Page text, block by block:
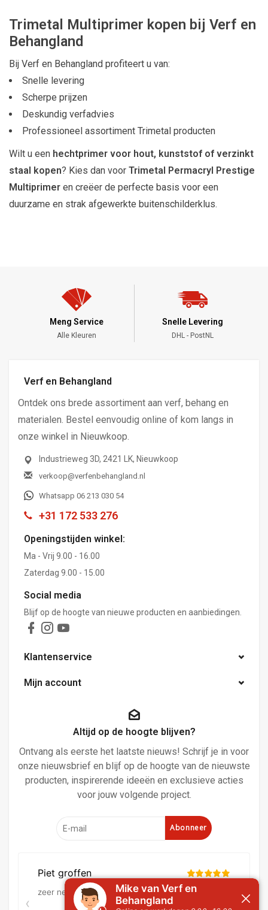
Trimetal Multiprimer kopen bij Verf en
Behangland
Bij Verf en Behangland profiteert u van:
Snelle levering
Scherpe prijzen
Deskundig verfadvies
Professioneel assortiment Trimetal producten
Wilt u een hechtprimer voor hout, kunststof of verzinkt
staal kopen? Kies dan voor Trimetal Permacryl Prestige
Multiprimer en creëer de perfecte basis voor een
duurzame en strak afgewerkte buitenschilderklus.
Meng Service
Alle Kleuren
Snelle Levering
DHL - PostNL
Verf en Behangland
Ontdek ons brede assortiment aan verf, behang en
materialen. Bestel eenvoudig online of kom langs in
onze winkel in Nieuwkoop.
Industrieweg 3D, 2421 LK, Nieuwkoop
verkoop@verfenbehangland.nl
Whatsapp 06 213 030 54
+31 172 533 276
Openingstijden winkel:
Ma - Vrij 9.00 - 16.00
Zaterdag 9.00 - 15.00
Social media
Blijf op de hoogte van nieuwe producten en aanbiedingen.
Klantenservice
Mijn account
Altijd op de hoogte blijven?
Ontvang als eerste het laatste nieuws! Schrijf je in voor
onze nieuwsbrief en blijf op de hoogte van de nieuwste
producten, inspirerende ideeën en exclusieve acties
voor jouw volgende project.
Abonneer